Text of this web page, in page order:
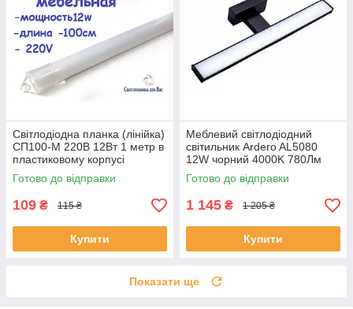
Світлодіодна планка (лінійка)
СП100-М 220В 12Вт 1 метр в
пластиковому корпусі
(матовий)
Готово до відправки
109 ₴ 115 ₴
Купити
Меблевий світлодіодний
світильник Ardero AL5080
12W чорний 4000K 780Лм
IP44 600*106*42мм
Готово до відправки
1 145 ₴ 1 205 ₴
Купити
Показати ще